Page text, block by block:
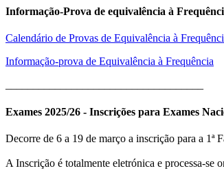
Informação-Prova de equivalência à
Calendário de Provas de Equivalência à
Informação-prova de Equivalência à Frequência
Exames 2025/26 - Inscrições para Exames
Decorre de 6 a 19 de março a inscrição para a 1ª
A Inscrição é totalmente eletrónica e processa-